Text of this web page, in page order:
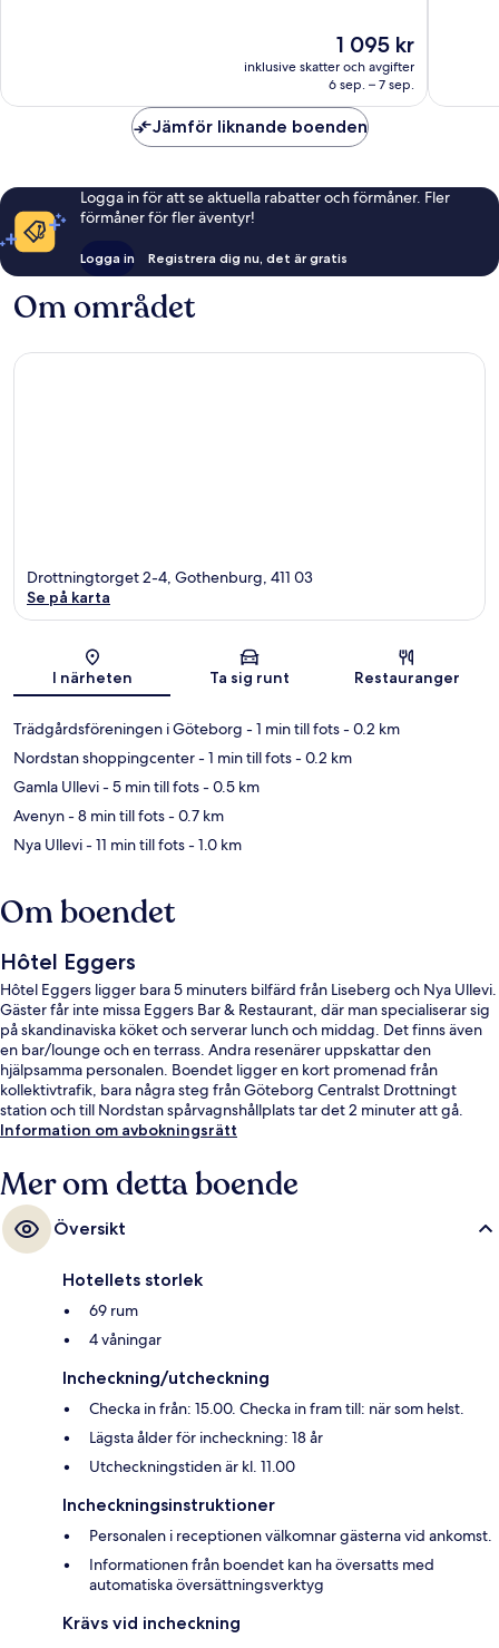
Priset
1 095 kr
1 095 kr
inklusive skatter och avgifter
6 sep. – 7 sep.
Jämför liknande boenden
Logga in för att se aktuella rabatter och förmåner. Fler
förmåner för fler äventyr!
Logga in Registrera dig nu, det är gratis
Om området
Karta
Drottningtorget 2-4, Gothenburg, 411 03
Se på karta
I närheten Ta sig runt Restauranger
Trädgårdsföreningen i Göteborg - 1 min till fots- 0.2 km
Nordstan shoppingcenter- 1 min till fots- 0.2 km
Gamla Ullevi- 5 min till fots- 0.5 km
Avenyn- 8 min till fots- 0.7 km
Nya Ullevi- 11 min till fots- 1.0 km
Om boendet
Hôtel Eggers
Hôtel Eggers ligger bara 5 minuters bilfärd från Liseberg och Nya Ullevi.
Gäster får inte missa Eggers Bar & Restaurant, där man specialiserar sig
på skandinaviska köket och serverar lunch och middag. Det finns även
en bar/lounge och en terrass. Andra resenärer uppskattar den
hjälpsamma personalen. Boendet ligger en kort promenad från
kollektivtrafik, bara några steg från Göteborg Centralst Drottningt
station och till Nordstan spårvagnshållplats tar det 2 minuter att gå.
Information om avbokningsrätt
Mer om detta boende
Översikt
Hotellets storlek
69 rum
4 våningar
Incheckning/utcheckning
Checka in från: 15.00. Checka in fram till: när som helst.
Lägsta ålder för incheckning: 18 år
Utcheckningstiden är kl. 11.00
Incheckningsinstruktioner
Personalen i receptionen välkomnar gästerna vid ankomst.
Informationen från boendet kan ha översatts med
automatiska översättningsverktyg
Krävs vid incheckning